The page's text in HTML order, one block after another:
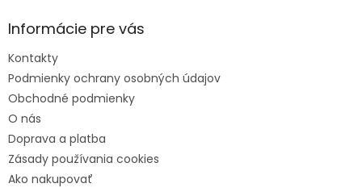
e
Informácie pre vás
Kontakty
Podmienky ochrany osobných údajov
Obchodné podmienky
O nás
Doprava a platba
Zásady používania cookies
Ako nakupovať